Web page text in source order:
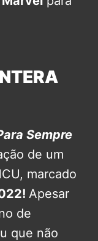
Sempre
de um
marcado
Apesar
de
que não